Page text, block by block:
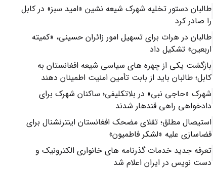
طالبان دستور تخلیه شهرک شیعه نشین «امید سبز» در کابل
را صادر کرد
طالبان در هرات برای تسهیل امور زائران حسینی، «کمیته
اربعین» تشکیل داد
بازگشت یکی از چهره های سیاسی شیعه افغانستان به
کابل؛ طالبان باید از بابت تأمین امنیت اطمینان دهند
شهرک «حاجی نبی» در بلاتکلیفی؛ ساکنان شهرک برای
دادخواهی راهی قندهار شدند
استیصال مطلق؛ تقلای مضحک افغانستان اینترنشنال برای
فضاسازی علیه «لشکر فاطمیون»
تعرفه جدید خدمات گذرنامه های خانواری الکترونیک و
دست نویس در ایران اعلام شد